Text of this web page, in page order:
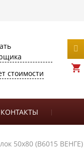
стоимости
КОНТАКТЫ
50х80 (B6015 ВЕНГЕ)